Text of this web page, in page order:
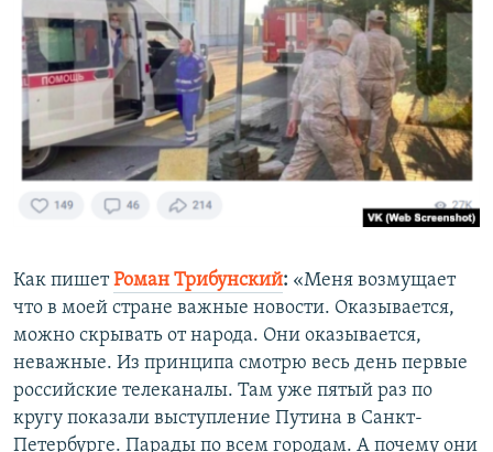
Как пишетРоман Трибунский: «Меня возмущает
что в моей стране важные новости. Оказывается,
можно скрывать от народа. Они оказывается,
неважные. Из принципа смотрю весь день первые
российские телеканалы. Там уже пятый раз по
кругу показали выступление Путина в Санкт-
Петербурге. Парады по всем городам. А почему они